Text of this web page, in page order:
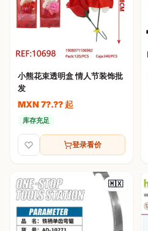
小熊花束透明盒 情人节装饰批
发
MXN 7?.?? 起
库存充足
登录看价
🇲🇽